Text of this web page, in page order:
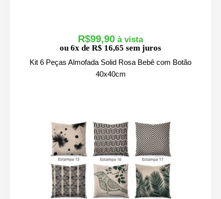
R$99,90
ou 6x de R$ 16,65 sem juros
Kit 6 Peças Almofada Solid Rosa Bebê com Botão
40x40cm